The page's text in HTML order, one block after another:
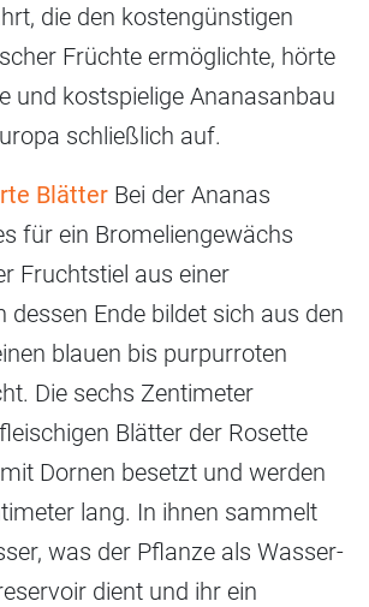
die den kostengünstigen
Früchte ermöglichte, hörte
und kostspielige Ananasanbau
schließlich auf.
Blätter Bei der Ananas
für ein Bromeliengewächs
Fruchtstiel aus einer
dessen Ende bildet sich aus den
blauen bis purpurroten
Die sechs Zentimeter
Blätter der Rosette
Dornen besetzt und werden
lang. In ihnen sammelt
was der Pflanze als Wasser-
dient und ihr ein